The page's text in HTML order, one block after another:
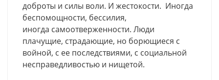
доброты и силы воли. И жестокости. Иногда
беспомощности, бессилия,
иногда самоотверженности. Люди
плачущие, страдающие, но борющиеся с
войной, с ее последствиями, с социальной
несправедливостью и нищетой.